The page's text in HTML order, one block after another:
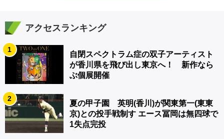
アクセスランキング
1
自閉スペクトラム症の双子アーティスト
が香川県を飛び出し東京へ！ 新作なら
ぶ個展開催
2
夏の甲子園 英明(香川)が関東第一(東東
京)との投手戦制す エース冨岡は無四球で
1失点完投